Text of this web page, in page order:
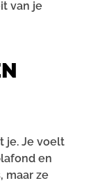
van je
je. Je voelt
en
maar ze